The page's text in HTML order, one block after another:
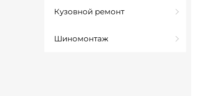
Кузовной ремонт
Шиномонтаж